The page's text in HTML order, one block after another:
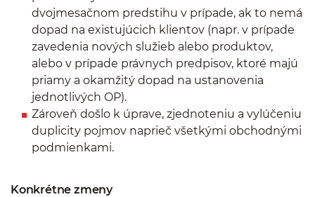
dvojmesačnom predstihu v prípade, ak to nemá
dopad na existujúcich klientov (napr. v prípade
zavedenia nových služieb alebo produktov,
alebo v prípade právnych predpisov, ktoré majú
priamy a okamžitý dopad na ustanovenia
jednotlivých OP).
Zároveň došlo k úprave, zjednoteniu a vylúčeniu
duplicity pojmov naprieč všetkými obchodnými
podmienkami.
Konkrétne zmeny